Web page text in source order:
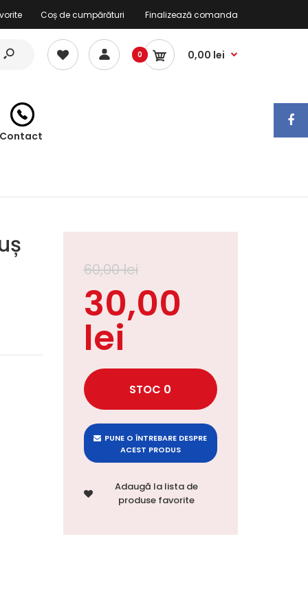
Coș de cumpărături Finalizează comanda
0 0,00 lei
Contact
60,00 lei
30,00
lei
PUNE O ÎNTREBARE DESPRE
ACEST PRODUS
Adaugă la lista de
produse favorite